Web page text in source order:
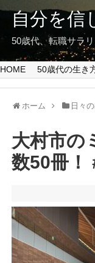
自分を信
50歳代、転職サラ
HOME 50歳代の生き
ホーム 日々
大村市の
数50冊！